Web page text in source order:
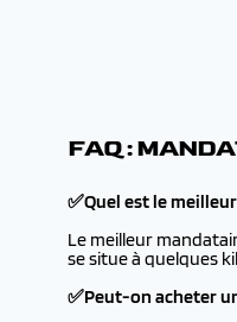
FAQ :
✅Quel est le
Le meilleur
se situe à quelques
✅Peut-on acheter